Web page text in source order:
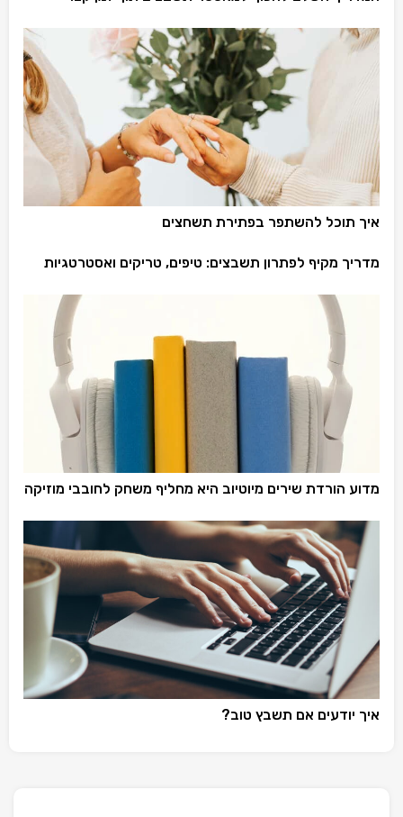
איך תוכל להשתפר בפתירת תשחצים
מדריך מקיף לפתרון תשבצים: טיפים, טריקים ואסטרטגיות
מדוע הורדת שירים מיוטיוב היא מחליף משחק לחובבי מוזיקה
איך יודעים אם תשבץ טוב?